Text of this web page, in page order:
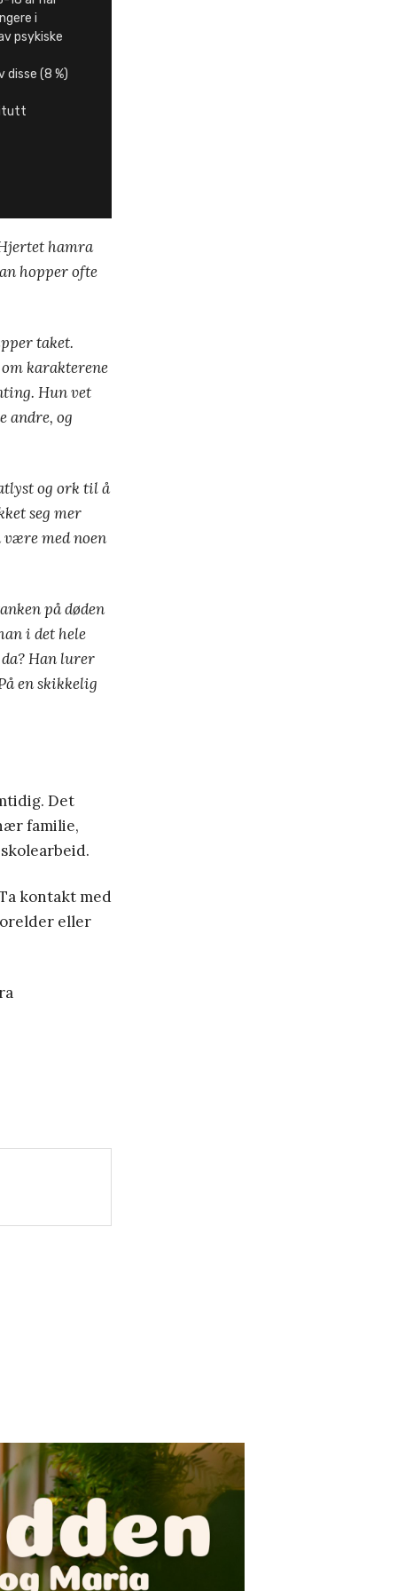
i
psykiske
disse (8 %)
hamra
hopper ofte
taket.
karakterene
Hun vet
andre, og
og ork til å
seg mer
være med noen
på døden
i det hele
Han lurer
en skikkelig
Det
familie,
kontakt med
eller